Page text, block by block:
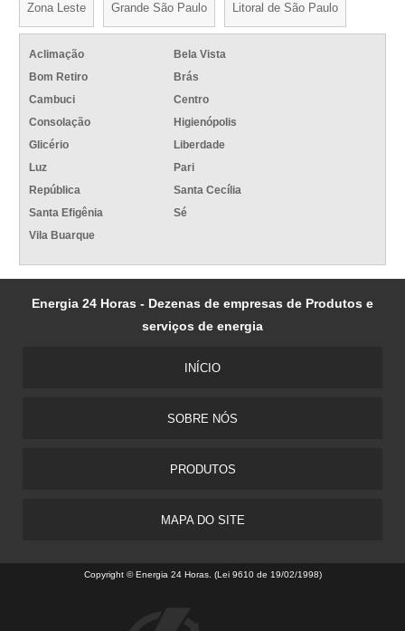
Zona Leste Grande São Paulo Litoral de São Paulo
Aclimação
Bela Vista
Bom Retiro
Brás
Cambuci
Centro
Consolação
Higienópolis
Glicério
Liberdade
Luz
Pari
República
Santa Cecília
Santa Efigênia
Sé
Vila Buarque
Energia 24 Horas - Dezenas de empresas de Produtos e
serviços de energia
INÍCIO
SOBRE NÓS
PRODUTOS
MAPA DO SITE
Copyright © Energia 24 Horas. (Lei 9610 de 19/02/1998)